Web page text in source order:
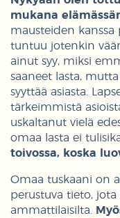
mukana
mausteiden
tuntuu jotenkin
ainut syy, miksi
saaneet lasta,
syyttää asiasta.
tärkeimmistä
uskaltanut vielä
omaa lasta ei
toivossa, koska
Omaa tuskaani on
perustuva tieto,
ammattilaisilta.